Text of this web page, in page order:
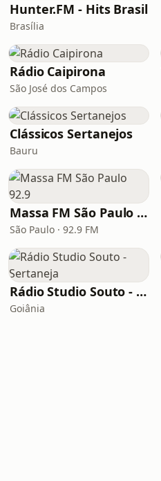
Hunter.FM - Hits Brasil
Brasília
Rádio Caipirona
São José dos Campos
Clássicos Sertanejos
Bauru
Massa FM São Paulo 92.9
São Paulo · 92.9 FM
Rádio Studio Souto - Sertaneja
Goiânia